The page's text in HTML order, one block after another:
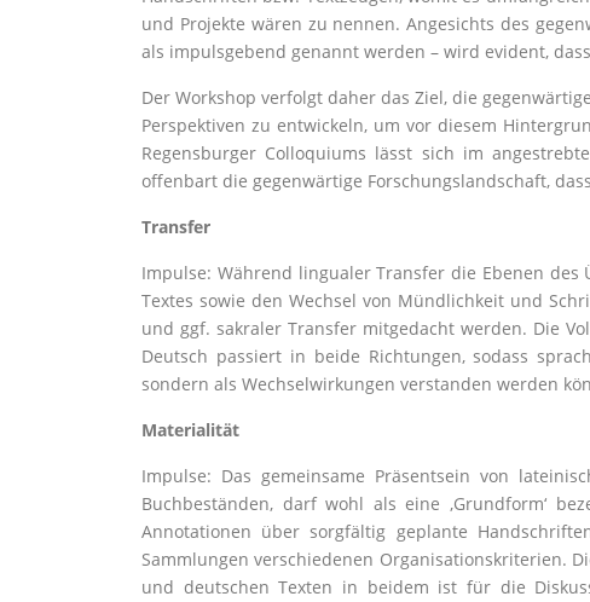
und Projekte wären zu nennen. Angesichts des
als impulsgebend genannt werden – wird evident,
Der Workshop verfolgt daher das Ziel, die
Perspektiven zu entwickeln, um vor diesem
Regensburger Colloquiums lässt sich im
offenbart die gegenwärtige Forschungslandschaft,
Transfer
Impulse: Während lingualer Transfer die Ebenen
Textes sowie den Wechsel von Mündlichkeit und
und ggf. sakraler Transfer mitgedacht werden. Die
Deutsch passiert in beide Richtungen, sodass
sondern als Wechselwirkungen verstanden werden
Materialität
Impulse: Das gemeinsame Präsentsein von
Buchbeständen, darf wohl als eine ‚Grundform‘
Annotationen über sorgfältig geplante
Sammlungen verschiedenen Organisationskriterien.
und deutschen Texten in beidem ist für die